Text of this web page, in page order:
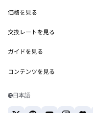
MetaMask Connect
Snaps
Web3サービス
セキュリティ
サポート
キャリア
お問い合わせ
価格を見る
イーサリアムの価格
Solanaの価格
Tetherの価格
交換レートを見る
ETH→USD
USDT→INR
BTC→INR
ガイドを見る
ETHの購入
コンテンツを見る
Solanaウォレット
日本語